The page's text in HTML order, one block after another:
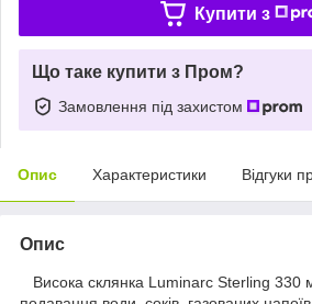
Купити з
Що таке купити з Пром?
Замовлення під захистом
Опис Характеристики Відгуки
Опис
Висока склянка Luminarc Sterling 330